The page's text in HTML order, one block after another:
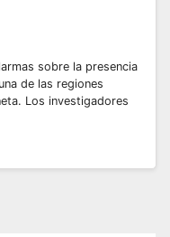
sobre la presencia
de las regiones
Los investigadores